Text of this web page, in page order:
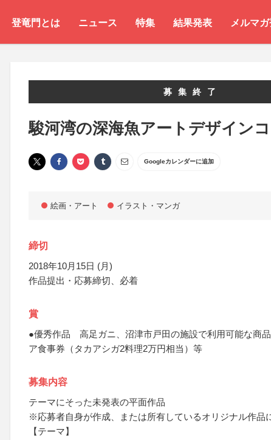
登竜門とは ニュース 特集 結果発表 メルマ
募集終了
駿河湾の深海魚アートデザイン
Googleカレンダーに追加
絵画・アート イラスト・マンガ
締切
2018年10月15日 (月)
作品提出・応募締切、必着
賞
●優秀作品 高足ガニ、沼津市戸田の施設で利用可能な商
ア食事券（タカアシガ2料理2万円相当）等
募集内容
テーマにそった未発表の平面作品
※応募者自身が作成、または所有しているオリジナル作品
【テーマ】